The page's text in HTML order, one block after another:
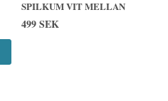
SPILKUM VIT MELLAN
499 SEK